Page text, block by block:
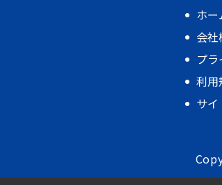
ホー
会
プ
利用
サ